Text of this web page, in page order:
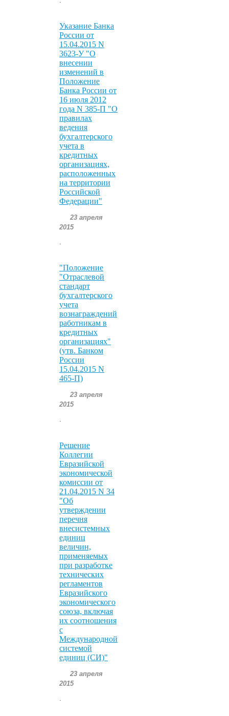
Указание Банка
России от
15.04.2015 N
3623-У "О
внесении
изменений в
Положение
Банка России от
16 июля 2012
года N 385-П "О
правилах
ведения
бухгалтерского
учета в
кредитных
организациях,
расположенных
на территории
Российской
Федерации"
23 апреля
2015
"Положение
"Отраслевой
стандарт
бухгалтерского
учета
вознаграждений
работникам в
кредитных
организациях"
(утв. Банком
России
15.04.2015 N
465-П)
23 апреля
2015
.
Решение
Коллегии
Евразийской
экономической
комиссии от
21.04.2015 N 34
"Об
утверждении
перечня
внесистемных
единиц
величин,
применяемых
при разработке
технических
регламентов
Евразийского
экономического
союза, включая
их соотношения
с
Международной
системой
единиц (СИ)"
23 апреля
2015